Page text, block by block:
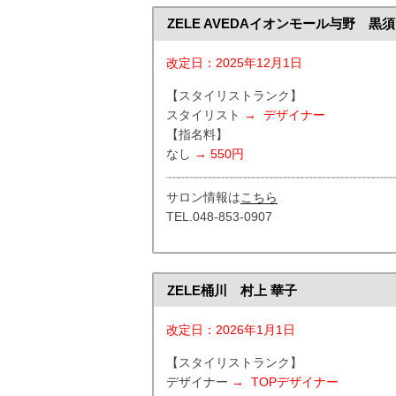
ZELE AVEDAイオンモール与野 黒
改定日：2025年12月1日
【スタイリストランク】
スタイリスト → デザイナー
【指名料】
なし → 550円
サロン情報はこちら
TEL.048-853-0907
ZELE桶川 村上 華子
改定日：2026年1月1日
【スタイリストランク】
デザイナー → TOPデザイナー